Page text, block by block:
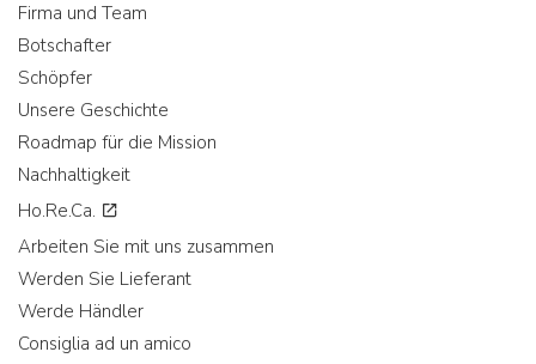
Firma und Team
Botschafter
Schöpfer
Unsere Geschichte
Roadmap für die Mission
Nachhaltigkeit
Ho.Re.Ca.
Arbeiten Sie mit uns zusammen
Werden Sie Lieferant
Werde Händler
Consiglia ad un amico